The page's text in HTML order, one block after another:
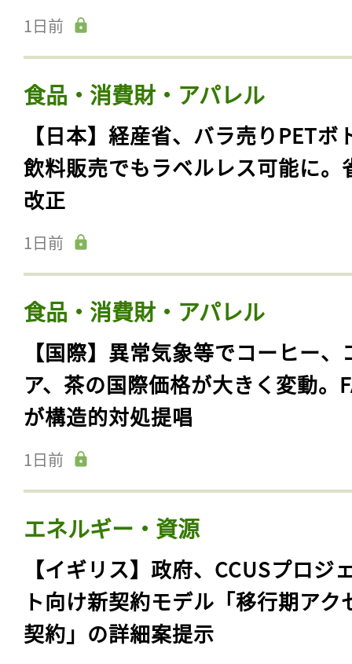
1日前
食品・消費財・アパレル
【日本】経産省、バラ売りPETボ
飲料販売でもラベルレス可能に。
改正
1日前
食品・消費財・アパレル
【国際】異常気象等でコーヒー、
ア、茶の国際価格が大きく変動。
が構造的対処提唱
1日前
エネルギー・資源
【イギリス】政府、CCUSプロジ
ト向け新契約モデル「移行期アク
契約」の詳細案提示